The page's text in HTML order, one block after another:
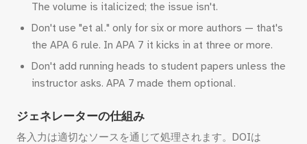
The volume is italicized; the issue isn't.
Don't use "et al." only for six or more authors — that's
the APA 6 rule. In APA 7 it kicks in at three or more.
Don't add running heads to student papers unless the
instructor asks. APA 7 made them optional.
ジェネレーターの仕組み
各入力は適切なソースを通じて処理されます。DOIは